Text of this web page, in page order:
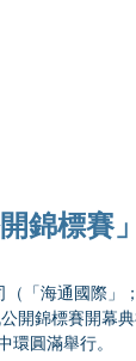
錦標賽
「海通國際」
開錦標賽開幕
環圓滿舉行。